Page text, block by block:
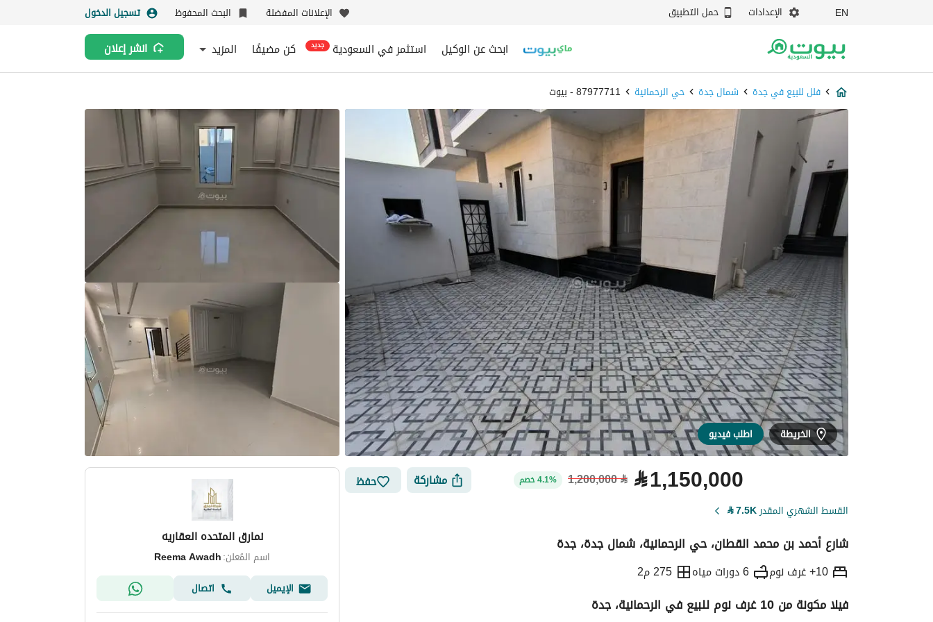
EN الإعدادات حمل التطبيق الإعلانات المفضلة البحث المحفوظ تسجيل الدخول
ابحث عن الوكيل استثمر في السعودية جديد كن مضيفًا المزيد انشر إعلان
فلل للبيع في جدة شمال جدة حي الرحمانية 87977711 - بيوت
الخريطة اطلب فيديو
⃁1,150,000
⃁
1,200,000 4.1% خصم مشاركة حفظ
القسط الشهري المقدر7.5K
⃁
شارع أحمد بن محمد القطان، حي الرحمانية، شمال جدة، جدة
10+ غرف نوم 6 دورات مياه 275 م2
فيلا مكونة من 10 غرف نوم للبيع في الرحمانية، جدة
نمارق المتحده العقاريه
اسم المُعلن:Reema Awadh
الإيميل
اتصال